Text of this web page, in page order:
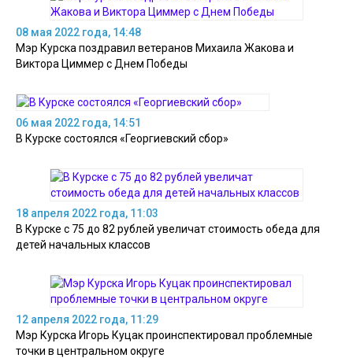
08 мая 2022 года, 14:48
Мэр Курска поздравил ветеранов Михаила Жакова и
Виктора Циммер с Днем Победы
06 мая 2022 года, 14:51
В Курске состоялся «Георгиевский сбор»
18 апреля 2022 года, 11:03
В Курске с 75 до 82 рублей увеличат стоимость обеда для
детей начальных классов
12 апреля 2022 года, 11:29
Мэр Курска Игорь Куцак проинспектировал проблемные
точки в центральном округе